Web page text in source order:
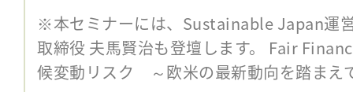
※本セミナーには、Sustainable Japan運
取締役 夫馬賢治も登壇します。 Fair
候変動リスク ～欧米の最新動向を踏ま